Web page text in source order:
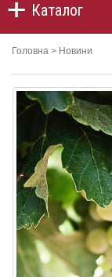
Каталог
Головна > Новини